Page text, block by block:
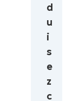
d
u
i
s
e
z
c